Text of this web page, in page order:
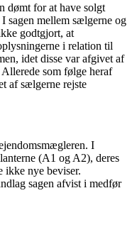
dømt for at have solgt
sagen mellem sælgerne og
godtgjort, at
i relation til
idet disse var afgivet af
som følge heraf
af sælgerne rejste
I
(A1 og A2), deres
ikke nye beviser.
sagen afvist i medfør